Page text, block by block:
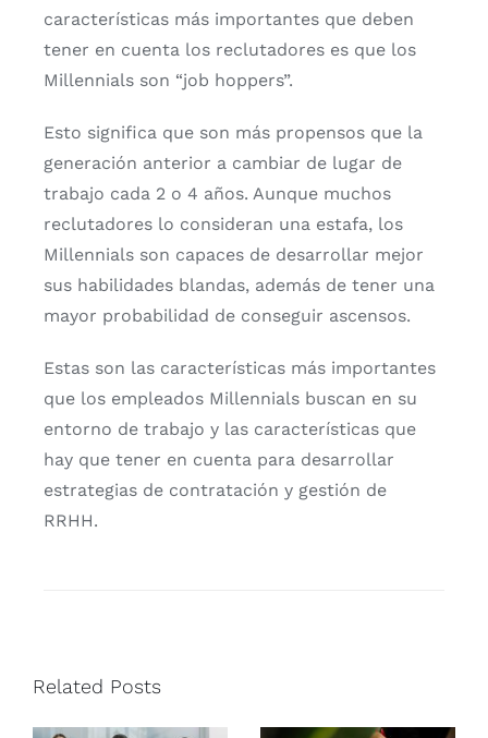
características más importantes que deben
tener en cuenta los reclutadores es que los
Millennials son “job hoppers”.
Esto significa que son más propensos que la
generación anterior a cambiar de lugar de
trabajo cada 2 o 4 años. Aunque muchos
reclutadores lo consideran una estafa, los
Millennials son capaces de desarrollar mejor
sus habilidades blandas, además de tener una
mayor probabilidad de conseguir ascensos.
Estas son las características más importantes
que los empleados Millennials buscan en su
entorno de trabajo y las características que
hay que tener en cuenta para desarrollar
estrategias de contratación y gestión de
RRHH.
Related Posts